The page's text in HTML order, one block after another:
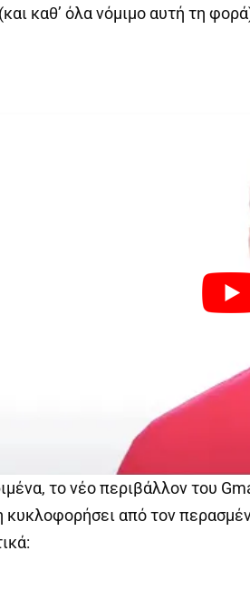
καθ’ όλα νόμιμο αυτή τη
το νέο περιβάλλον του
κυκλοφορήσει από τον